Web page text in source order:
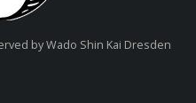
by Wado Shin Kai Dresden